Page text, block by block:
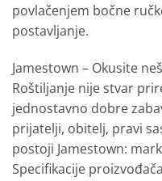
povlačenjem bočne
postavljanje.
Jamestown – Okusite
Roštiljanje nije stvar
jednostavno dobre
prijatelji, obitelj, pravi
postoji Jamestown:
Specifikacije proizvođača